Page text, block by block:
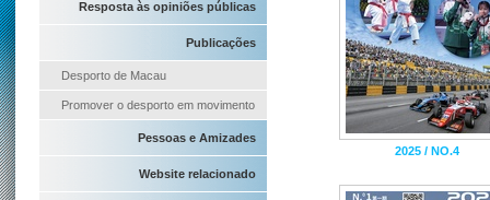
Resposta às opiniões públicas
Publicações
Desporto de Macau
Promover o desporto em movimento
Pessoas e Amizades
Website relacionado
2025 / NO.4